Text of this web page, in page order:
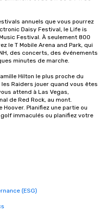
the
At
lucky
and
for
annuels que vous pourrez
Daisy Festival, le Life is
Festival. À seulement 800
le T Mobile Arena and Park, qui
des concerts, des événements
minutes de marche.
Raiders jouer quand vous êtes
attend à Las Vegas,
de Red Rock, au mont.
Planifiez une partie ou
immaculés ou planifiez votre
(ESG)